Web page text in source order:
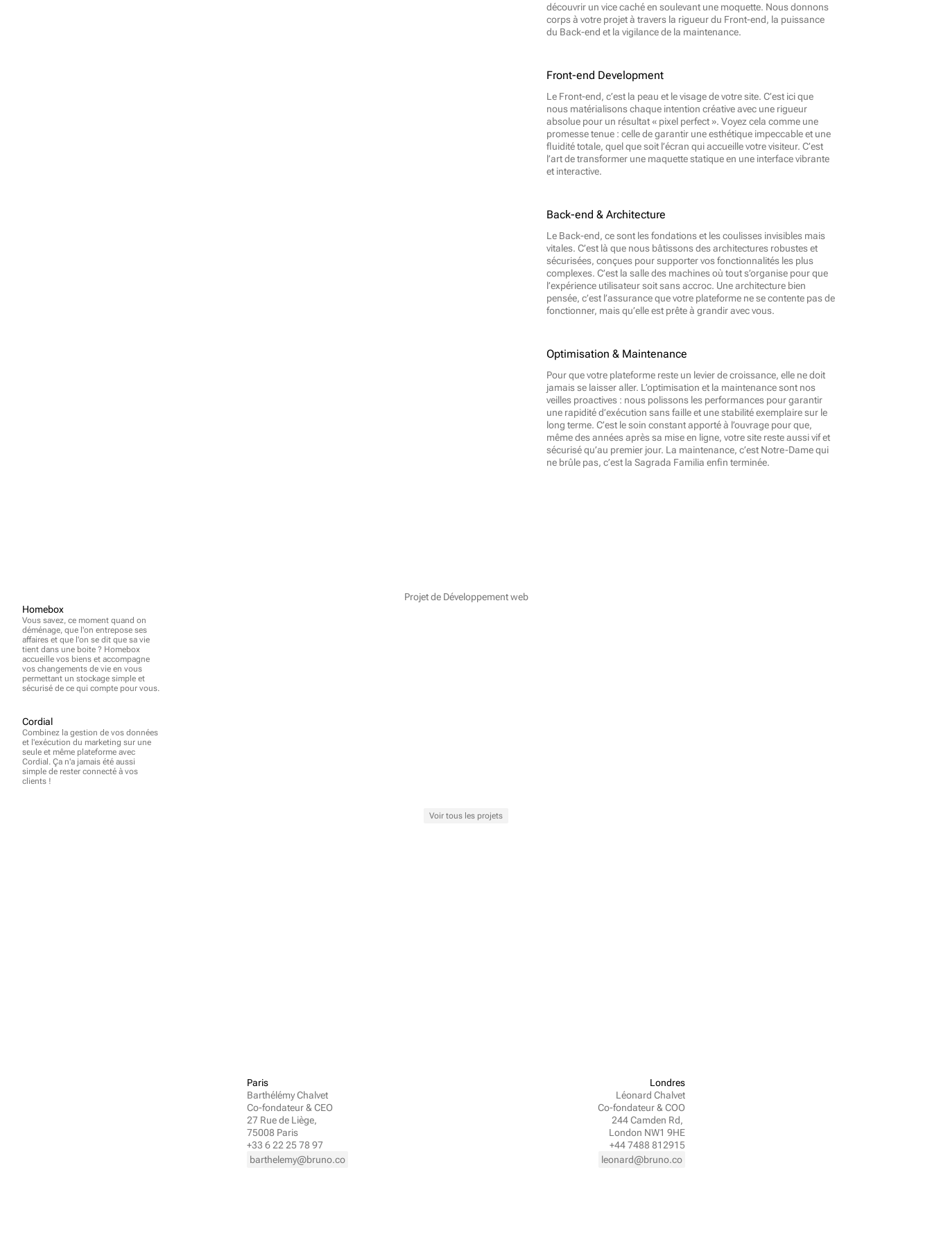
découvrir un vice caché en soulevant une moquette. Nous donnons
corps à votre projet à travers la rigueur du Front-end, la puissance
du Back-end et la vigilance de la maintenance.
Front-end Development
Le Front-end, c’est la peau et le visage de votre site. C’est ici que
nous matérialisons chaque intention créative avec une rigueur
absolue pour un résultat « pixel perfect ». Voyez cela comme une
promesse tenue : celle de garantir une esthétique impeccable et une
fluidité totale, quel que soit l’écran qui accueille votre visiteur. C’est
l’art de transformer une maquette statique en une interface vibrante
et interactive.
Back-end & Architecture
Le Back-end, ce sont les fondations et les coulisses invisibles mais
vitales. C’est là que nous bâtissons des architectures robustes et
sécurisées, conçues pour supporter vos fonctionnalités les plus
complexes. C’est la salle des machines où tout s’organise pour que
l’expérience utilisateur soit sans accroc. Une architecture bien
pensée, c’est l’assurance que votre plateforme ne se contente pas de
fonctionner, mais qu’elle est prête à grandir avec vous.
Optimisation & Maintenance
Pour que votre plateforme reste un levier de croissance, elle ne doit
jamais se laisser aller. L’optimisation et la maintenance sont nos
veilles proactives : nous polissons les performances pour garantir
une rapidité d’exécution sans faille et une stabilité exemplaire sur le
long terme. C’est le soin constant apporté à l’ouvrage pour que,
même des années après sa mise en ligne, votre site reste aussi vif et
sécurisé qu’au premier jour. La maintenance, c’est Notre-Dame qui
ne brûle pas, c’est la Sagrada Familia enfin terminée.
Projet de Développement web
Vous savez, ce moment quand on
déménage, que l'on entrepose ses
affaires et que l'on se dit que sa vie
tient dans une boite ? Homebox
accueille vos biens et accompagne
vos changements de vie en vous
permettant un stockage simple et
sécurisé de ce qui compte pour vous.
Homebox
Combinez la gestion de vos données
et l'exécution du marketing sur une
seule et même plateforme avec
Cordial. Ça n'a jamais été aussi
simple de rester connecté à vos
clients !
Cordial
Voir tous les projets
Paris
Barthélémy Chalvet
Co-fondateur & CEO
27 Rue de Liège,
75008 Paris
+33 6 22 25 78 97
barthelemy@bruno.co
Londres
Léonard Chalvet
Co-fondateur & COO
244 Camden Rd,
London NW1 9HE
+44 7488 812915
leonard@bruno.co